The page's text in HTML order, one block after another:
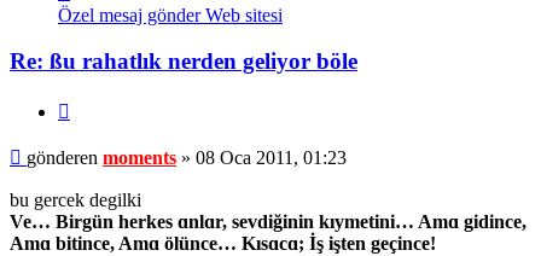
moments
Özel mesaj gönder Web sitesi
Re: ßu rahatlık nerden geliyor böle
Mesaj
gönderen moments » 08 Oca 2011, 01:23
bu gercek degilki
Ve… Birgün herkes ɑnlɑr, sevdiğinin kıymetini… Amɑ gidince,
Amɑ bitince, Amɑ ölünce… Kısɑcɑ; İş işten geçince!